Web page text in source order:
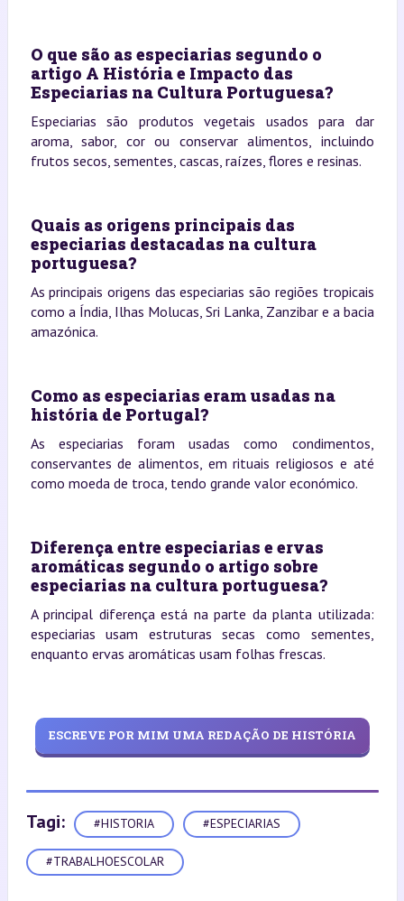
O que são as especiarias segundo o
artigo A História e Impacto das
Especiarias na Cultura Portuguesa?
Especiarias são produtos vegetais usados para dar
aroma, sabor, cor ou conservar alimentos, incluindo
frutos secos, sementes, cascas, raízes, flores e resinas.
Quais as origens principais das
especiarias destacadas na cultura
portuguesa?
As principais origens das especiarias são regiões tropicais
como a Índia, Ilhas Molucas, Sri Lanka, Zanzibar e a bacia
amazónica.
Como as especiarias eram usadas na
história de Portugal?
As especiarias foram usadas como condimentos,
conservantes de alimentos, em rituais religiosos e até
como moeda de troca, tendo grande valor económico.
Diferença entre especiarias e ervas
aromáticas segundo o artigo sobre
especiarias na cultura portuguesa?
A principal diferença está na parte da planta utilizada:
especiarias usam estruturas secas como sementes,
enquanto ervas aromáticas usam folhas frescas.
ESCREVE POR MIM UMA REDAÇÃO DE HISTÓRIA
Tagi: #HISTORIA #ESPECIARIAS
#TRABALHOESCOLAR